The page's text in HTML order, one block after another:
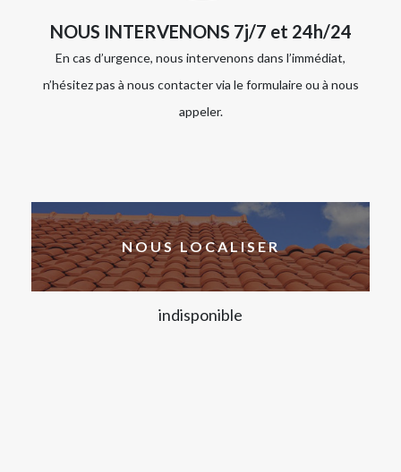
NOUS INTERVENONS 7j/7 et 24h/24
En cas d’urgence, nous intervenons dans l’immédiat,
n’hésitez pas à nous contacter via le formulaire ou à nous
appeler.
NOUS LOCALISER
indisponible